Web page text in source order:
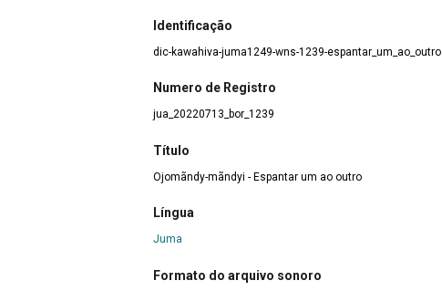
Identificação
dic-kawahiva-juma1249-wns-1239-espantar_um_ao_outro
Numero de Registro
jua_20220713_bor_1239
Título
Ojomãndy-mãndyi - Espantar um ao outro
Língua
Juma
Formato do arquivo sonoro